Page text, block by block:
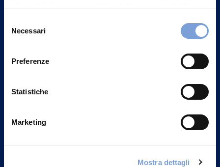
più su chi siamo, come può contattarci e come trattiamo i
può trovare nel footer del sito nella sezione "Informativa
delNecessari
Preferenze
Statistiche
Marketing
Mostra dettagli
Vittoria Assicurazioni S.p.A.